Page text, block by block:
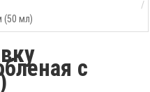
(50 мл)
с